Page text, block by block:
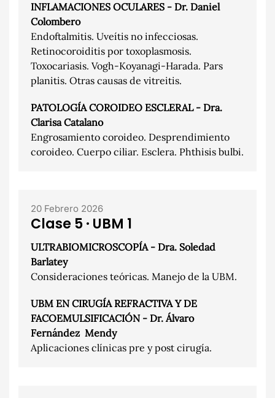
INFLAMACIONES OCULARES - Dr. Daniel
Colombero
Endoftalmitis. Uveítis no infecciosas.
Retinocoroiditis por toxoplasmosis.
Toxocariasis. Vogh-Koyanagi-Harada. Pars
planitis. Otras causas de vitreitis.
PATOLOGÍA COROIDEO ESCLERAL - Dra.
Clarisa Catalano
Engrosamiento coroideo. Desprendimiento
coroideo. Cuerpo ciliar. Esclera. Phthisis bulbi.
20 Febrero 2026
Clase 5 · UBM 1
ULTRABIOMICROSCOPÍA - Dra. Soledad
Barlatey
Consideraciones teóricas. Manejo de la UBM.
UBM EN CIRUGÍA REFRACTIVA Y DE
FACOEMULSIFICACIÓN - Dr. Álvaro
Fernández Mendy
Aplicaciones clínicas pre y post cirugía.